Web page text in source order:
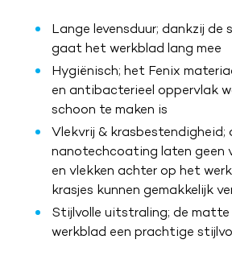
Lange levensduur; dankzij de
gaat het werkblad lang mee
Hygiënisch; het Fenix
en antibacterieel oppervlak
schoon te maken is
Vlekvrij & krasbestendigheid;
nanotechcoating laten geen
en vlekken achter op het
krasjes kunnen gemakkelijk
Stijlvolle uitstraling; de
werkblad een prachtige